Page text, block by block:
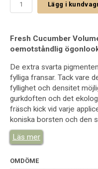
Lägg i
Fresh Cucumber
oemotståndlig
De extra svarta
fylliga fransar. Tack vare
fyllighet och densitet
gurkdoften och det
fräsch kick vid varje
koniska borsten och den
separerar varje enskild
fyllig. Inga kompromisser,
- Extra svart, intensiv
Läs mer
OMDÖME